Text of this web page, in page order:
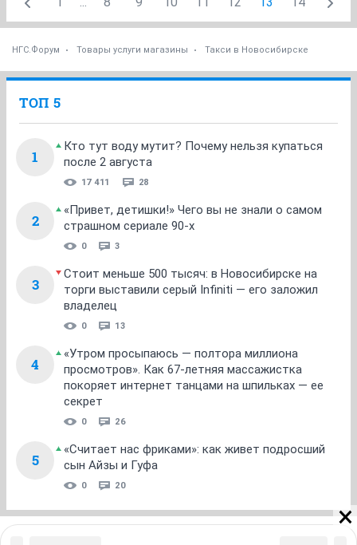
НГС.Форум Товары услуги магазины Такси в Новосибирске
ТОП 5
1
Кто тут воду мутит? Почему нельзя купаться
после 2 августа
17 411 28
2
«Привет, детишки!» Чего вы не знали о самом
страшном сериале 90-х
0 3
3
Стоит меньше 500 тысяч: в Новосибирске на
торги выставили серый Infiniti — его заложил
владелец
0 13
4
«Утром просыпаюсь — полтора миллиона
просмотров». Как 67-летняя массажистка
покоряет интернет танцами на шпильках — ее
секрет
0 26
5
«Считает нас фриками»: как живет подросший
сын Айзы и Гуфа
0 20